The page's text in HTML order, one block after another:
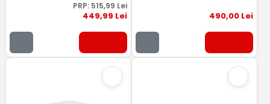
PRP: 515,99 Lei
449,99 Lei 490,00 Lei